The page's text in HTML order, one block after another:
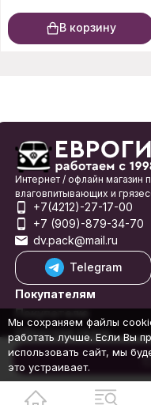
В корзину
Интернет / офлайн магазин
влаговпитывающих и
+7(4212)-27-17-00
+7 (909)-879-34-70
dv.pack@mail.ru
Telegram
Покупателям
Покупателю
Обратная связь
© 1998-2026 Еврогифт
Мы сохраняем файлы
работать лучше. Если Вы
использовать сайт, мы
это устраивает.